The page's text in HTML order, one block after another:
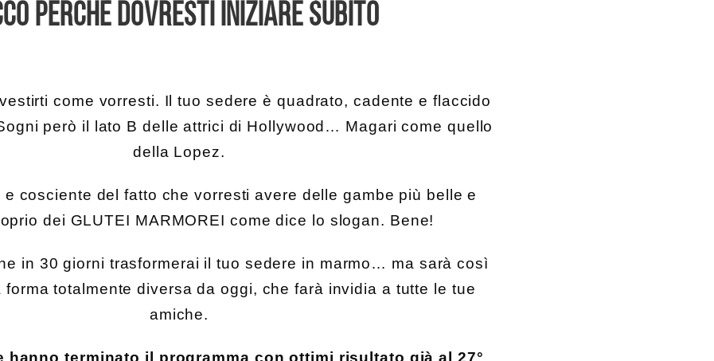
PERCHÈ DOVRESTI INIZIARE SUBITO
come vorresti. Il tuo sedere è quadrato, cadente e flaccido
però il lato B delle attrici di Hollywood… Magari come quello
della Lopez.
e cosciente del fatto che vorresti avere delle gambe più belle e
dei GLUTEI MARMOREI come dice lo slogan. Bene!
in 30 giorni trasformerai il tuo sedere in marmo… ma sarà così
forma totalmente diversa da oggi, che farà invidia a tutte le tue
amiche.
hanno terminato il programma con ottimi risultato già al 27°